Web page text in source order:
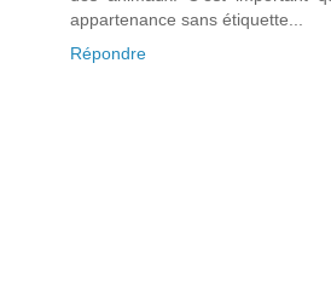
appartenance sans étiquette...
Répondre